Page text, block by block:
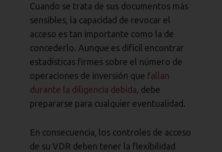
Cuando se trata de sus documentos más
sensibles, la capacidad de revocar el
acceso es tan importante como la de
concederlo. Aunque es difícil encontrar
estadísticas firmes sobre el número de
operaciones de inversión que fallan
durante la diligencia debida, debe
prepararse para cualquier eventualidad.
En consecuencia, los controles de acceso
de su VDR deben tener la flexibilidad